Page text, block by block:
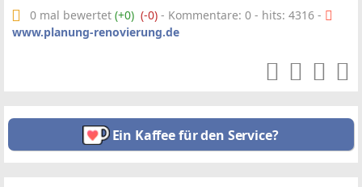
0 mal bewertet (+0) (-0) - Kommentare: 0 - hits: 4316 -
www.planung-renovierung.de
Ein Kaffee für den Service?